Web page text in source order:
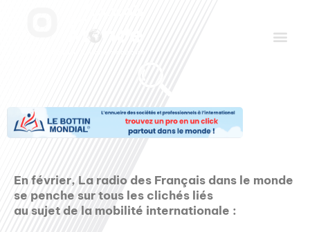
En février, La radio des Français dans le monde
se penche sur tous les clichés liés
au sujet de la mobilité internationale :